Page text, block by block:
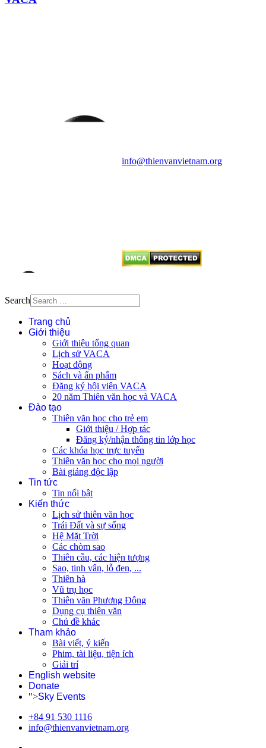
info@thienvanvietnam.org
Search
Trang chủ
Giới thiệu
Giới thiệu tổng quan
Lịch sử VACA
Hoạt động
Sách và ấn phẩm
Đăng ký hội viên VACA
20 năm Thiên văn học và VACA
Đào tạo
Thiên văn học cho trẻ em
Giới thiệu / Hợp tác
Đăng ký/nhận thông tin lớp học
Các khóa học trực tuyến
Thiên văn học cho mọi người
Bài giảng độc lập
Tin tức
Tin nổi bật
Kiến thức
Lịch sử thiên văn học
Trái Đất và sự sống
Hệ Mặt Trời
Các chòm sao
Thiên cầu, các hiện tượng
Sao, tinh vân, lỗ đen, ...
Thiên hà
Vũ trụ học
Thiên văn Phương Đông
Dụng cụ thiên văn
Chủ đề khác
Tham khảo
Bài viết, ý kiến
Phim, tài liệu, tiện ích
Giải trí
English website
Donate
">Sky Events
+84 91 530 1116
info@thienvanvietnam.org